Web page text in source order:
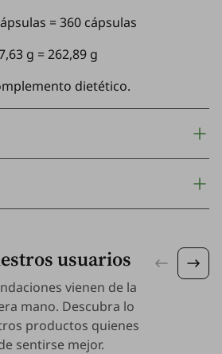
= 360 cápsulas
g = 262,89 g
dietético.
usuarios
vienen de la
mano. Descubra lo
productos quienes
sentirse mejor.